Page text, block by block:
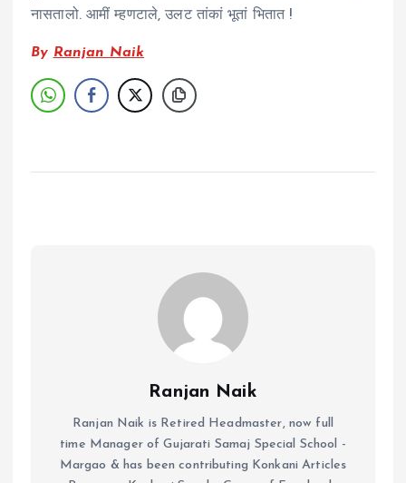
नासतालो. आमीं म्हणटाले, उलट तांकां भूतां भितात !
By Ranjan Naik
Ranjan Naik
Ranjan Naik is Retired Headmaster, now full
time Manager of Gujarati Samaj Special School -
Margao & has been contributing Konkani Articles